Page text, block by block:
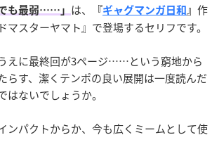
も最弱……」 は、 『ギャグマンガ日和 』 作
マスターヤマト』で登場するセリフです。
えに最終回が3ページ……という窮地から
らす、潔くテンポの良い展開は一度読んだ
はないでしょうか。
ンパクトからか、今も広くミームとして使